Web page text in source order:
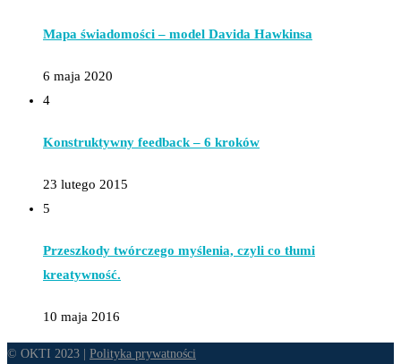
Mapa świadomości – model Davida Hawkinsa
6 maja 2020
4
Konstruktywny feedback – 6 kroków
23 lutego 2015
5
Przeszkody twórczego myślenia, czyli co tłumi
kreatywność.
10 maja 2016
© OKTI 2023 | Polityka prywatności